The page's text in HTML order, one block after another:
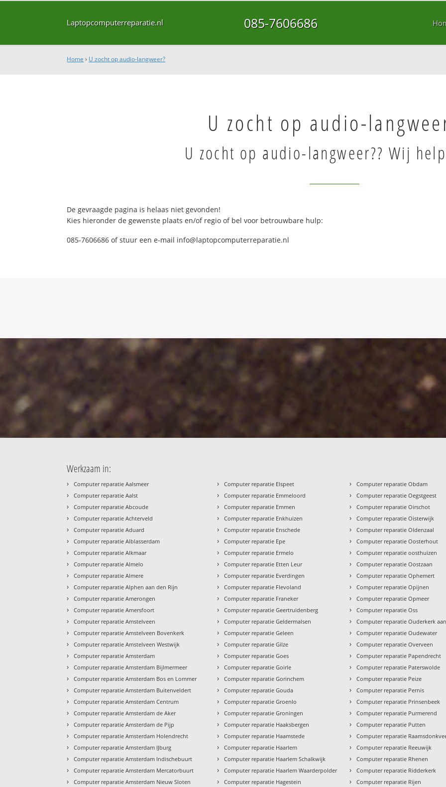
Laptopcomputerreparatie.nl 085-7606686
Home › U zocht op audio-langweer?
U zocht op audio-
U zocht op audio-langweer?? Wij
De gevraagde pagina is helaas niet gevonden!
Kies hieronder de gewenste plaats en/of regio of bel voor betrouwbare hulp:
085-7606686 of stuur een e-mail info@laptopcomputerreparatie.nl
Werkzaam in:
› Computer reparatie Aalsmeer
› Computer reparatie Aalst
› Computer reparatie Abcoude
› Computer reparatie Achterveld
› Computer reparatie Aduard
› Computer reparatie Alblasserdam
› Computer reparatie Alkmaar
› Computer reparatie Almelo
› Computer reparatie Almere
› Computer reparatie Alphen aan den Rijn
› Computer reparatie Amerongen
› Computer reparatie Amersfoort
› Computer reparatie Amstelveen
› Computer reparatie Amstelveen Bovenkerk
› Computer reparatie Amstelveen Westwijk
› Computer reparatie Amsterdam
› Computer reparatie Amsterdam Bijlmermeer
› Computer reparatie Amsterdam Bos en Lommer
› Computer reparatie Amsterdam Buitenveldert
› Computer reparatie Amsterdam Centrum
› Computer reparatie Amsterdam de Aker
› Computer reparatie Amsterdam de Pijp
› Computer reparatie Amsterdam Holendrecht
› Computer reparatie Amsterdam IJburg
› Computer reparatie Amsterdam Indischebuurt
› Computer reparatie Amsterdam Mercatorbuurt
› Computer reparatie Amsterdam Nieuw Sloten
› Computer reparatie Elspeet
› Computer reparatie Emmeloord
› Computer reparatie Emmen
› Computer reparatie Enkhuizen
› Computer reparatie Enschede
› Computer reparatie Epe
› Computer reparatie Ermelo
› Computer reparatie Etten Leur
› Computer reparatie Everdingen
› Computer reparatie Flevoland
› Computer reparatie Franeker
› Computer reparatie Geertruidenberg
› Computer reparatie Geldermalsen
› Computer reparatie Geleen
› Computer reparatie Gilze
› Computer reparatie Goes
› Computer reparatie Goirle
› Computer reparatie Gorinchem
› Computer reparatie Gouda
› Computer reparatie Groenlo
› Computer reparatie Groningen
› Computer reparatie Haaksbergen
› Computer reparatie Haamstede
› Computer reparatie Haarlem
› Computer reparatie Haarlem Schalkwijk
› Computer reparatie Haarlem Waarderpolder
› Computer reparatie Hagestein
› Computer reparatie Obdam
› Computer reparatie Oegstgeest
› Computer reparatie Oirschot
› Computer reparatie Oisterwijk
› Computer reparatie Oldenzaal
› Computer reparatie Oosterhout
› Computer reparatie oosthuizen
› Computer reparatie Oostzaan
› Computer reparatie Ophemert
› Computer reparatie Opijnen
› Computer reparatie Opmeer
› Computer reparatie Oss
› Computer reparatie Ouderkerk
› Computer reparatie Oudewater
› Computer reparatie Overveen
› Computer reparatie Papendrecht
› Computer reparatie Paterswolde
› Computer reparatie Peize
› Computer reparatie Pernis
› Computer reparatie Prinsenbeek
› Computer reparatie Purmerend
› Computer reparatie Putten
› Computer reparatie
› Computer reparatie Reeuwijk
› Computer reparatie Rhenen
› Computer reparatie Ridderkerk
› Computer reparatie Rijen